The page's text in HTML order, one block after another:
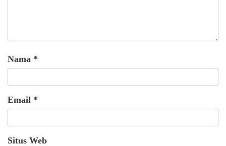
Nama *
Email *
Situs Web